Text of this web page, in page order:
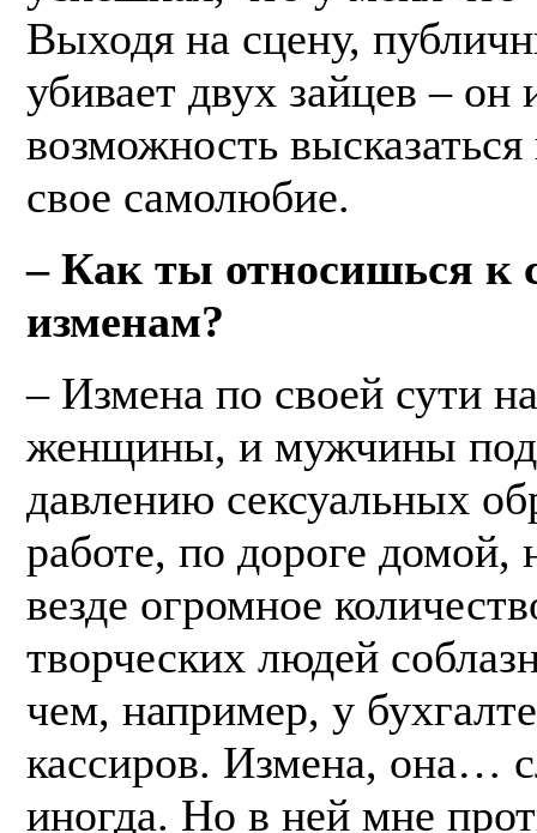
Выходя на сцену,
убивает двух зайцев – он
возможность
свое самолюбие.
– Как ты относишься к
изменам?
– Измена по своей сути
женщины, и мужчины
давлению сексуальных
работе, по дороге домой,
везде огромное
творческих людей
чем, например, у
кассиров. Измена, она…
иногда. Но в ней мне